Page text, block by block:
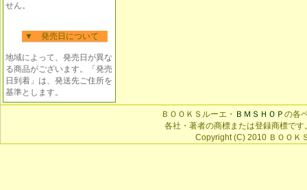
せん。
▼ 発売日について
地域によって、発売日が異な
る商品がございます。「発売
日到着」は、発送先ご住所を
基準とします。
ＢＯＯＫＳルーエ・ ＢＭＳＨＯＰ の各
各社・著者の商標または登録商標で
Copyright (C) 2010 ＢＯＯ